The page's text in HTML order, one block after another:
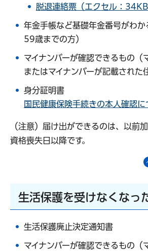
脱退連絡票（エクセル：34KB
年金手帳など基礎年金番号がわ
59歳までの方）
マイナンバーが確認できるもの（
またはマイナンバーが記載された
身分証明書
国民健康保険手続きの本人確認に
（注意）届け出ができるのは、以前
資格喪失日以降です。
生活保護を受けなくなっ
生活保護廃止決定通知書
マイナンバーが確認できるもの（